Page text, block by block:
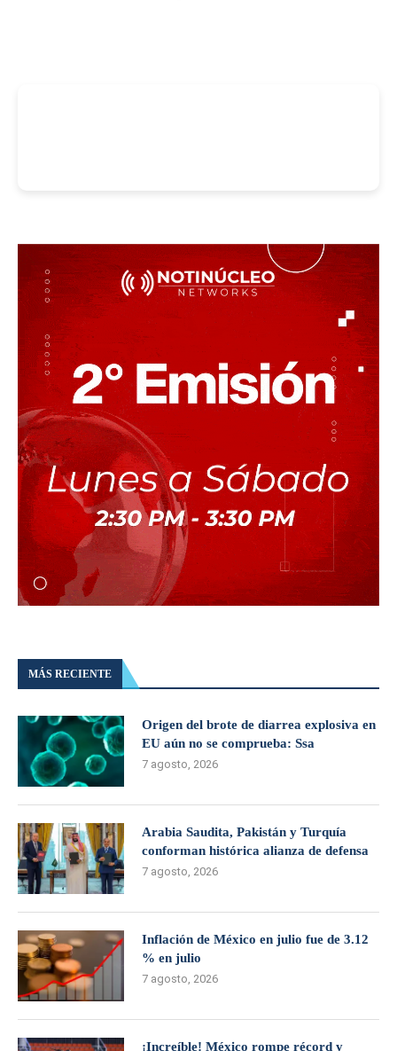
MÁS RECIENTE
Origen del brote de diarrea explosiva en
EU aún no se comprueba: Ssa
7 agosto, 2026
Arabia Saudita, Pakistán y Turquía
conforman histórica alianza de defensa
7 agosto, 2026
Inflación de México en julio fue de 3.12
% en julio
7 agosto, 2026
¡Increíble! México rompe récord y